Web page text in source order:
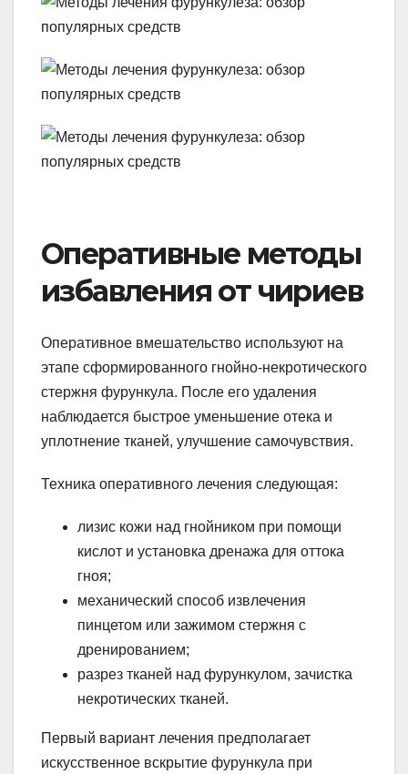
Оперативные методы
избавления от чириев
Оперативное вмешательство используют на
этапе сформированного гнойно-некротического
стержня фурункула. После его удаления
наблюдается быстрое уменьшение отека и
уплотнение тканей, улучшение самочувствия.
Техника оперативного лечения следующая:
лизис кожи над гнойником при помощи
кислот и установка дренажа для оттока
гноя;
механический способ извлечения
пинцетом или зажимом стержня с
дренированием;
разрез тканей над фурункулом, зачистка
некротических тканей.
Первый вариант лечения предполагает
искусственное вскрытие фурункула при